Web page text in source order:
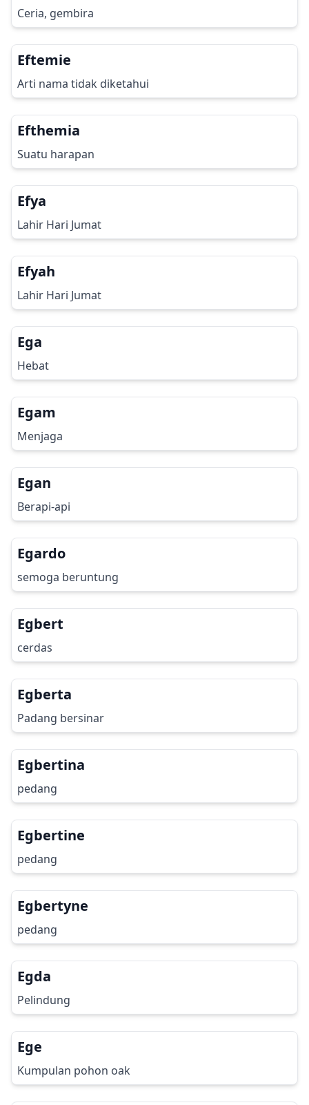
Ceria, gembira
Eftemie
Arti nama tidak diketahui
Efthemia
Suatu harapan
Efya
Lahir Hari Jumat
Efyah
Lahir Hari Jumat
Ega
Hebat
Egam
Menjaga
Egan
Berapi-api
Egardo
semoga beruntung
Egbert
cerdas
Egberta
Padang bersinar
Egbertina
pedang
Egbertine
pedang
Egbertyne
pedang
Egda
Pelindung
Ege
Kumpulan pohon oak